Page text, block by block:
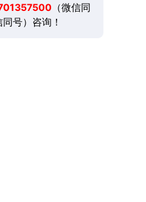
（微信同
同号）咨询！